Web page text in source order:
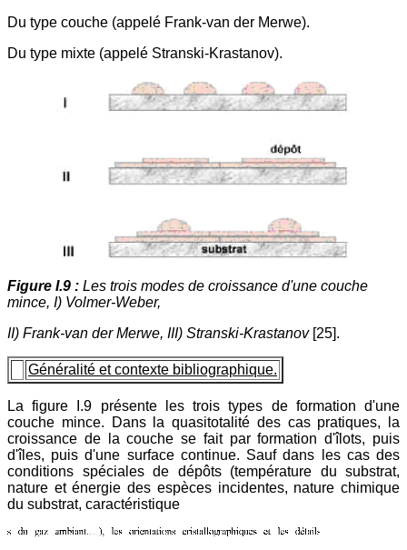
Du type couche (appelé Frank-van der Merwe).
Du type mixte (appelé Stranski-Krastanov).
Figure I.9 : Les trois modes de croissance d'une couche
mince, I) Volmer-Weber,
II) Frank-van der Merwe, III) Stranski-Krastanov [25].
Généralité et contexte bibliographique.
La figure I.9 présente les trois types de formation d'une
couche mince. Dans la quasitotalité des cas pratiques, la
croissance de la couche se fait par formation d'îlots, puis
d'îles, puis d'une surface continue. Sauf dans les cas des
conditions spéciales de dépôts (température du substrat,
nature et énergie des espèces incidentes, nature chimique
du substrat, caractéristique